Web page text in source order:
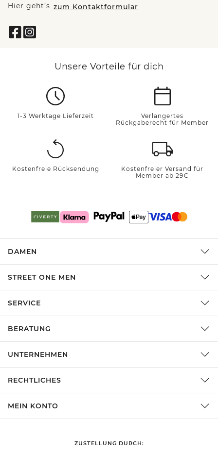
Hier geht’s zum Kontaktformular
Unsere Vorteile für dich
1-3 Werktage Lieferzeit
Verlängertes
Rückgaberecht für Member
Kostenfreie Rücksendung
Kostenfreier Versand für
Member ab 29€
DAMEN
STREET ONE MEN
SERVICE
BERATUNG
UNTERNEHMEN
RECHTLICHES
MEIN KONTO
ZUSTELLUNG DURCH: